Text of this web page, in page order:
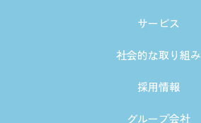
サービス
社会的な取り組み
採用情報
グループ会社